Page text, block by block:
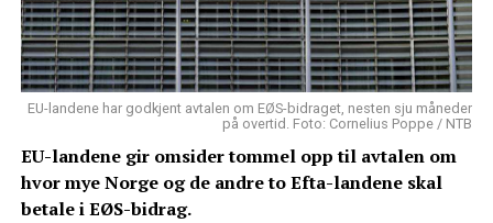
EU-landene har godkjent avtalen om EØS-bidraget, nesten sju måneder
på overtid. Foto: Cornelius Poppe / NTB
EU-landene gir omsider tommel opp til avtalen om
hvor mye Norge og de andre to Efta-landene skal
betale i EØS-bidrag.